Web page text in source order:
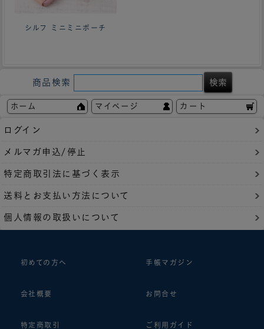
シルフ ミニミニポーチ
商品検索
ホーム マイページ カート
ログイン
メルマガ申込/停止
特定商取引法に基づく表示
送料とお支払い方法について
個人情報の取扱いについて
初めての方へ 手帳マガジン
会社概要 お問合せ
特定商取引 ご利用ガイド